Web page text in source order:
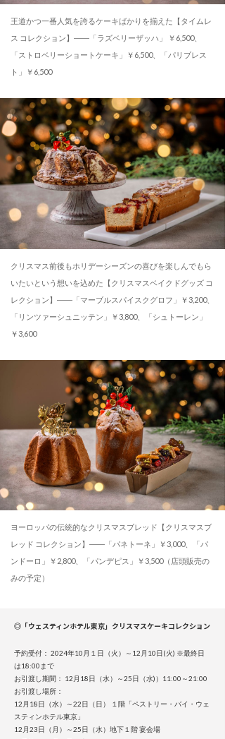
王道かつ一番人気を誇るケーキばかりを揃えた【タイムレ
ス コレクション】――「ラズベリーザッハ」 ￥6,500、
「ストロベリーショートケーキ」￥6,500、「パリブレス
ト」￥6,500
クリスマス前後もホリデーシーズンの喜びを楽しんでもら
いたいという想いを込めた【クリスマスベイクドグッズ コ
レクション】――「マーブルスパイスクグロフ」￥3,200、
「リンツァーシュニッテン」￥3,800、「シュトーレン」
￥3,600
ヨーロッパの伝統的なクリスマスブレッド【クリスマスブ
レッド コレクション】――「パネトーネ」￥3,000、「パ
ンドーロ」￥2,800、「パンデピス」￥3,500（店頭販売の
みの予定）
◎「ウェスティンホテル東京」クリスマスケーキコレクション
予約受付： 2024年10月１日（火）～12月10日(火) ※最終日
は18:00まで
お引渡し期間： 12月18日（水）～25日（水)）11:00～21:00
お引渡し場所：
12月18日（水）～22日（日） １階「ペストリー・バイ・ウェ
スティンホテル東京」
12月23日（月）～25日（水）地下１階 宴会場